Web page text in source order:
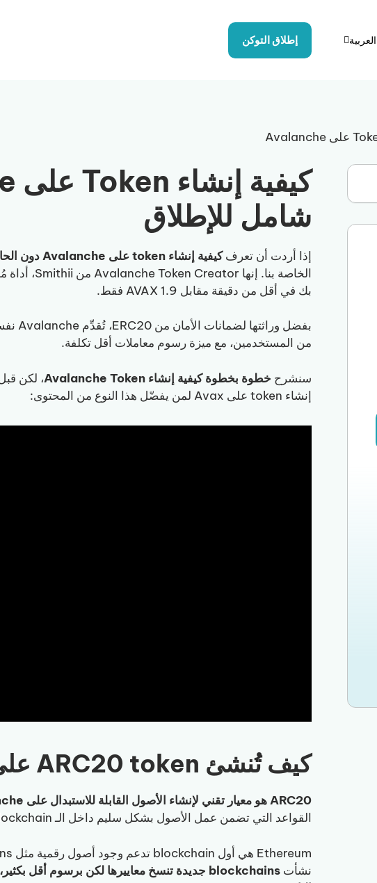
العربية إطلاق التوكن
شامل للإطلاق
إذا أردت أن تعرفكيفية إنشاء token على Avalanche دون الحاجة إلى البرمجة
بك في أقل من دقيقة مقابل 1.9 AVAX فقط.
من المستخدمين، مع ميزة رسوم معاملات أقل تكلفة.
سنشرح خطوة بخطوة كيفية إنشاء Avalanche Token
، لكن
إنشاء token على Avax لمن يفضّل هذا النوع من المحتوى:
كيف تُنشئ ARC20 token على Avalanche؟
ARC20 هو معيار تقني لإنشاء الأصول القابلة للاستبدال على blockchain Avalanche
القواعد التي تضمن عمل الأصول بشكل سليم داخل الـ blockchain.
نشأت